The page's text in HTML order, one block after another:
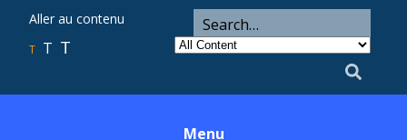
Aller au contenu
T T T
ARCH
Search
Utility
Search
for
Category
Menu